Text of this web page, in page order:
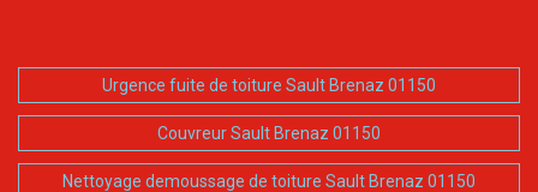
Urgence fuite de toiture Sault Brenaz 01150
Couvreur Sault Brenaz 01150
Nettoyage demoussage de toiture Sault Brenaz 01150